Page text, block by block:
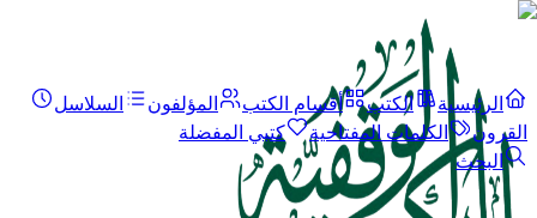
الرئيسية الكتب أقسام الكتب المؤلفون
السلاسل
القرون
الكلمات المفتاحية
كتبي المفضلة
البحث